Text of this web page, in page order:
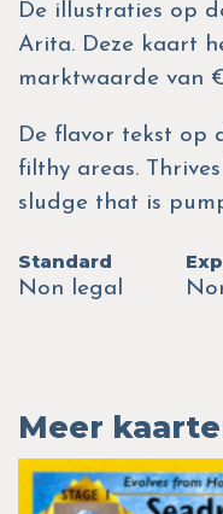
De illustraties op
Arita. Deze kaart
marktwaarde van
De flavor tekst op
filthy areas.
sludge that is
Standard
Non legal
Meer